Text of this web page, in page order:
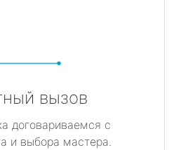
вызов
договариваемся с
и выбора мастера.